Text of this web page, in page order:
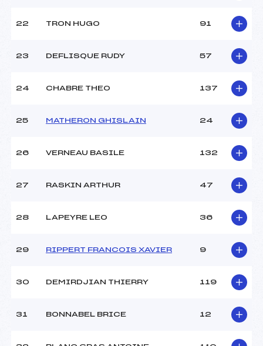
22 TRON HUGO 91
23 DEFLISQUE RUDY 57
24 CHABRE THEO 137
25 MATHERON GHISLAIN 24
26 VERNEAU BASILE 132
27 RASKIN ARTHUR 47
28 LAPEYRE LEO 36
29 RIPPERT FRANCOIS XAVIER 9
30 DEMIRDJIAN THIERRY 119
31 BONNABEL BRICE 12